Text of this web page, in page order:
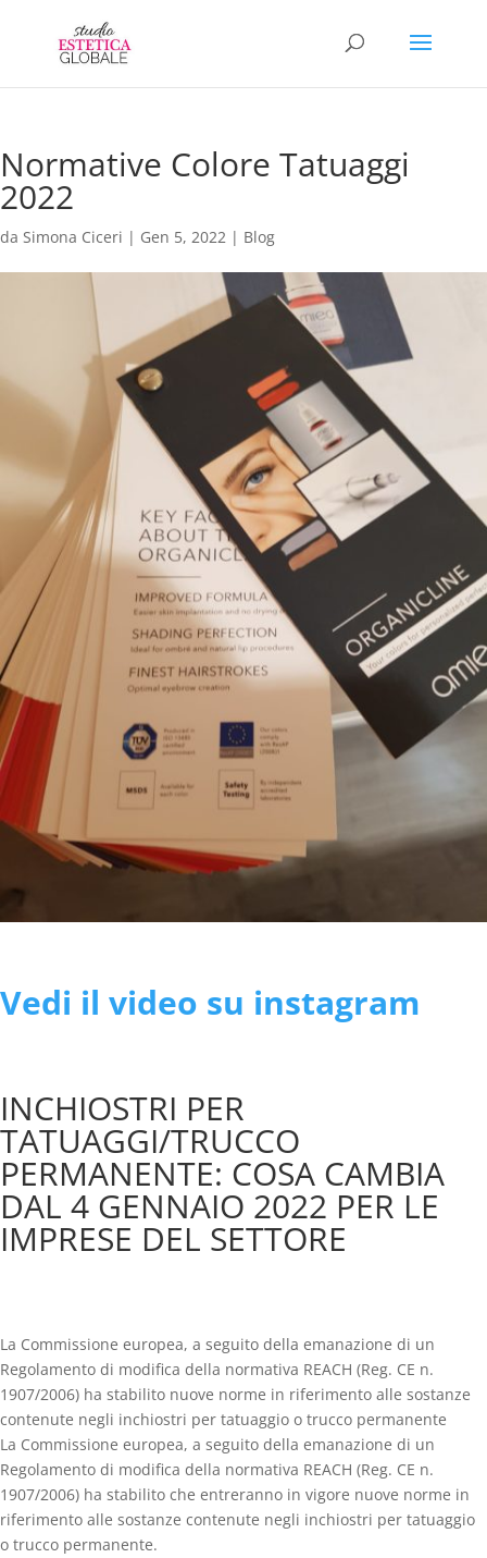
Normative Colore Tatuaggi
2022
da Simona Ciceri | Gen 5, 2022 | Blog
Vedi il video su instagram
INCHIOSTRI PER
TATUAGGI/TRUCCO
PERMANENTE: COSA CAMBIA
DAL 4 GENNAIO 2022 PER LE
IMPRESE DEL SETTORE
La Commissione europea, a seguito della emanazione di un
Regolamento di modifica della normativa REACH (Reg. CE n.
1907/2006) ha stabilito nuove norme in riferimento alle sostanze
contenute negli inchiostri per tatuaggio o trucco permanente
La Commissione europea, a seguito della emanazione di un
Regolamento di modifica della normativa REACH (Reg. CE n.
1907/2006) ha stabilito che entreranno in vigore nuove norme in
riferimento alle sostanze contenute negli inchiostri per tatuaggio
o trucco permanente.